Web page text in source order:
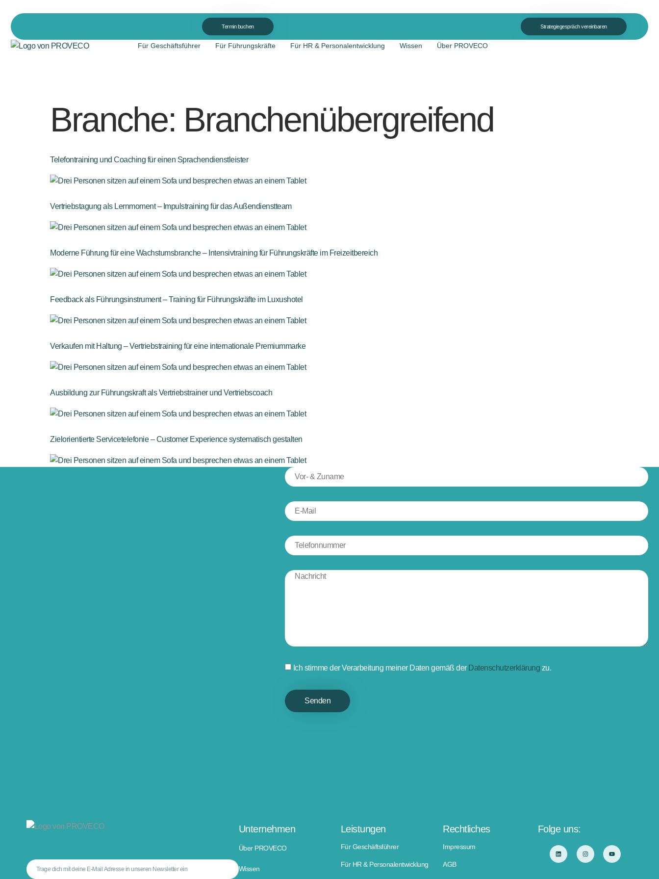
Termin buchen Strategiegespräch vereinbaren
Für Geschäftsführer Für Führungskräfte Für HR & Personalentwicklung Wissen Über PROVECO
Branche: Branchenübergreifend
Telefontraining und Coaching für einen Sprachendienstleister
Vertriebstagung als Lernmoment – Impulstraining für das Außendienstteam
Moderne Führung für eine Wachstumsbranche – Intensivtraining für Führungskräfte im Freizeitbereich
Feedback als Führungsinstrument – Training für Führungskräfte im Luxushotel
Verkaufen mit Haltung – Vertriebstraining für eine internationale Premiummarke
Ausbildung zur Führungskraft als Vertriebstrainer und Vertriebscoach
Zielorientierte Servicetelefonie – Customer Experience systematisch gestalten
Ich stimme der Verarbeitung meiner Daten gemäß der Datenschutzerklärung zu.
Senden
Unternehmen
Über PROVECO
Wissen
Leistungen
Für Geschäftsführer
Für HR & Personalentwicklung
Rechtliches
Impressum
AGB
Folge uns: